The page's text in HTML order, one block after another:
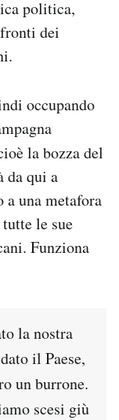
politica,
dei
occupando
la bozza del
da qui a
a una metafora
le sue
Funziona
la nostra
il Paese,
un burrone.
scesi giù